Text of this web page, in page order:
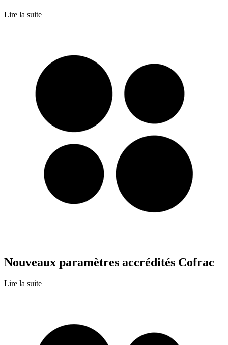
Lire la suite
Nouveaux paramètres accrédités Cofrac
Lire la suite